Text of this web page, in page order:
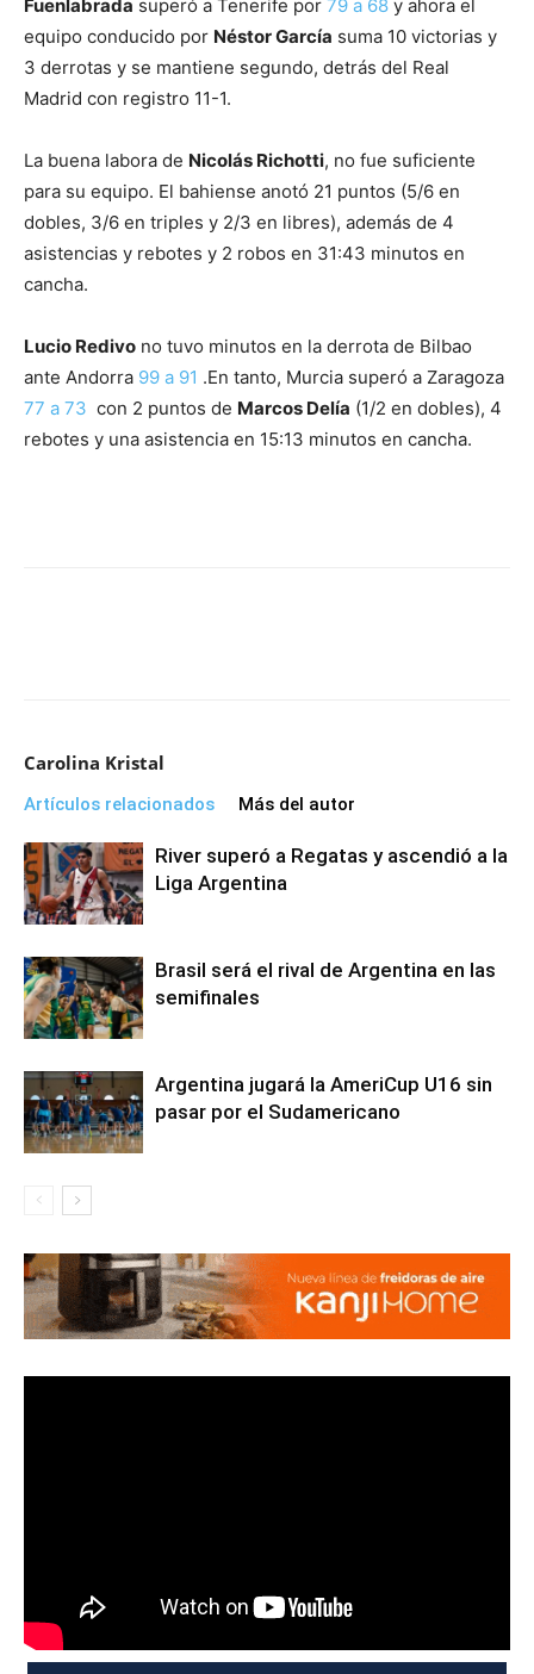
@ACBCOM #VENTEALVEINTE
@MOVISTARBASKET
@COLGADOSDELARO
— MONTAKIT FUENLABRADA
(@BFUENLABRADA) 23 DE DICIEMBRE
DE 2017
Fuenlabrada superó a Tenerife por 79 a 68 y ahora el
equipo conducido por Néstor García suma 10 victorias y
3 derrotas y se mantiene segundo, detrás del Real
Madrid con registro 11-1.
La buena labora de Nicolás Richotti, no fue suficiente
para su equipo. El bahiense anotó 21 puntos (5/6 en
dobles, 3/6 en triples y 2/3 en libres), además de 4
asistencias y rebotes y 2 robos en 31:43 minutos en
cancha.
Lucio Redivo no tuvo minutos en la derrota de Bilbao
ante Andorra 99 a 91 .En tanto, Murcia superó a Zaragoza
77 a 73 con 2 puntos de Marcos Delía (1/2 en dobles), 4
rebotes y una asistencia en 15:13 minutos en cancha.
Carolina Kristal
Artículos relacionados Más del autor
River superó a Regatas y ascendió a la
Liga Argentina
Brasil será el rival de Argentina en las
semifinales
Argentina jugará la AmeriCup U16 sin
pasar por el Sudamericano